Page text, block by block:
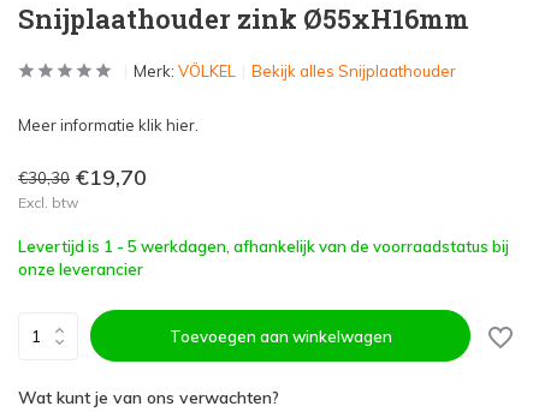
Snijplaathouder zink Ø55xH16mm
Merk: VÖLKEL Bekijk alles Snijplaathouder
Meer informatie klik hier.
€30,30 €19,70
Excl. btw
Levertijd is 1 - 5 werkdagen, afhankelijk van de voorraadstatus bij
onze leverancier
Toevoegen aan winkelwagen
Wat kunt je van ons verwachten?